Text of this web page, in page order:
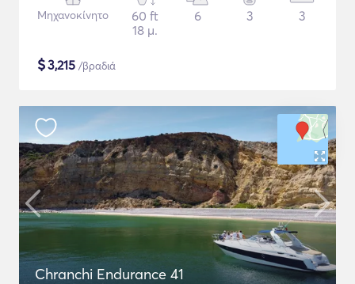
Μηχανοκίνητο
60 ft
18 μ.
6 3 3
$3,215 /βραδιά
Chranchi Endurance 41